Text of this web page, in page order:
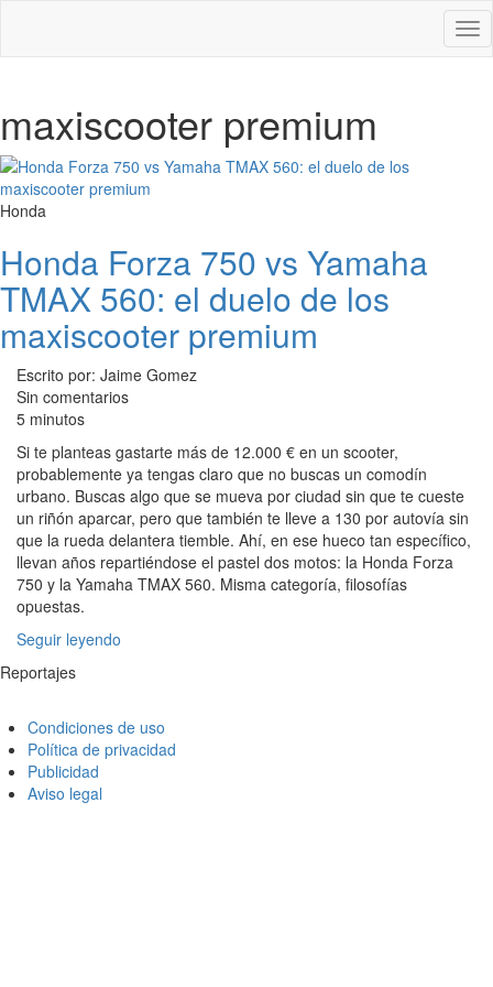
maxiscooter premium
Honda
Honda Forza 750 vs Yamaha
TMAX 560: el duelo de los
maxiscooter premium
Escrito por: Jaime Gomez
Sin comentarios
5 minutos
Si te planteas gastarte más de 12.000 € en un scooter,
probablemente ya tengas claro que no buscas un comodín
urbano. Buscas algo que se mueva por ciudad sin que te cueste
un riñón aparcar, pero que también te lleve a 130 por autovía sin
que la rueda delantera tiemble. Ahí, en ese hueco tan específico,
llevan años repartiéndose el pastel dos motos: la Honda Forza
750 y la Yamaha TMAX 560. Misma categoría, filosofías
opuestas.
Seguir leyendo
Reportajes
Condiciones de uso
Política de privacidad
Publicidad
Aviso legal